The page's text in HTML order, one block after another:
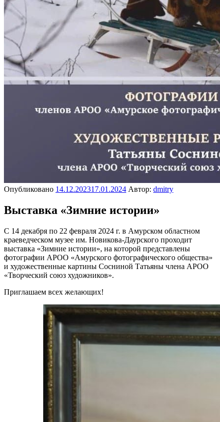
Опубликовано 14.12.202317.01.2024 Автор: dmitry
Выставка «Зимние истории»
С 14 декабря по 22 февраля 2024 г. в Амурском областном
краеведческом музее им. Новикова-Даурского проходит
выставка «Зимние истории», на которой представлены
фотографии АРОО «Амурского фотографического общества»
и художественные картины Сосниной Татьяны члена АРОО
«Творческий союз художников».
Приглашаем всех желающих!